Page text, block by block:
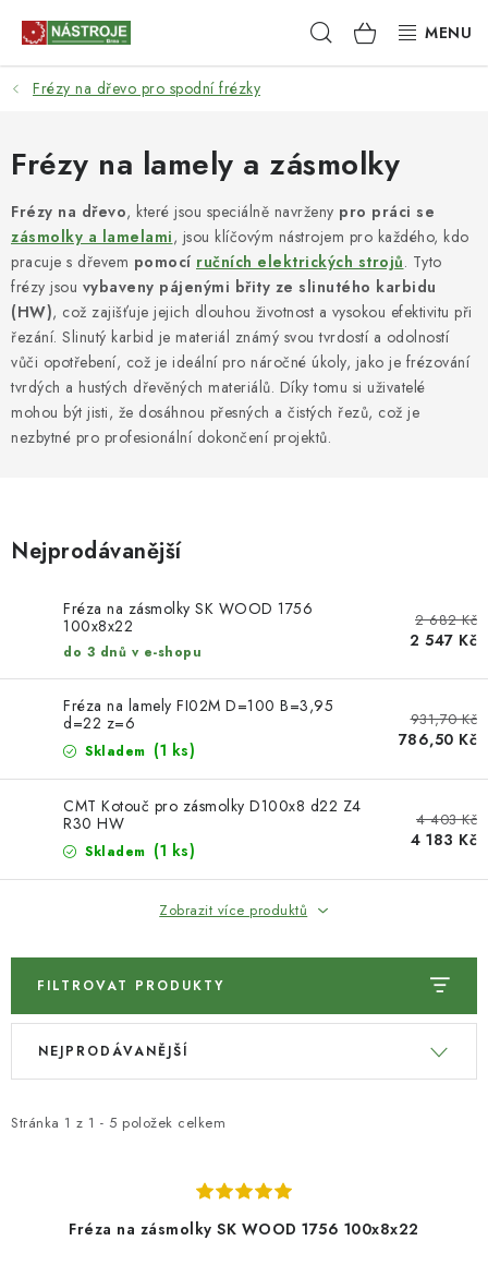
Hledat NÁKUPNÍ
KOŠÍK
NÁSTROJE
AKCE
BRUSIVO
ELEKTRONÁŘADÍ
LEPENÍ A SPOJOVÁNÍ
RUČNÍ NÁŘADÍ, PŘÍPRAVKY
STROJE
DÁRKOVÉ POUKAZY
STROJE DO DÍLNY
NÁSTROJE PRO STOLAŘE
NÁSTROJE PRO OPRACOVÁNÍ KOVU
NÁSTROJE PRO ŘEZÁNÍ DŘEVA
NÁSTROJE PRO FRÉZOVÁNÍ
NÁSTROJE PRO ŘEZÁNÍ KOVU
Moje objednávka
Frézy na dřevo pro spodní frézky
Frézy na lamely a zásmolky
Frézy na dřevo, které jsou speciálně navrženy pro práci se
zásmolky a lamelami, jsou klíčovým nástrojem pro každého, kdo
pracuje s dřevem pomocí ručních elektrických strojů. Tyto
frézy jsou vybaveny pájenými břity ze slinutého karbidu
(HW), což zajišťuje jejich dlouhou životnost a vysokou efektivitu při
řezání. Slinutý karbid je materiál známý svou tvrdostí a odolností
vůči opotřebení, což je ideální pro náročné úkoly, jako je frézování
tvrdých a hustých dřevěných materiálů. Díky tomu si uživatelé
mohou být jisti, že dosáhnou přesných a čistých řezů, což je
nezbytné pro profesionální dokončení projektů.
Nejprodávanější
Fréza na zásmolky SK WOOD 1756
100x8x22
do 3 dnů v e-shopu
2 682 Kč
2 547 Kč
Fréza na lamely FI02M D=100 B=3,95
d=22 z=6
Skladem (1 ks)
931,70 Kč
786,50 Kč
CMT Kotouč pro zásmolky D100x8 d22 Z4
R30 HW
Skladem (1 ks)
4 403 Kč
4 183 Kč
Zobrazit více produktů
FILTROVAT PRODUKTY
V
i
Stránka 1 z 1 - 5 položek celkem
Ř
e
NEJPRODÁVANĚJŠÍ
Fréza na zásmolky SK WOOD 1756 100x8x22